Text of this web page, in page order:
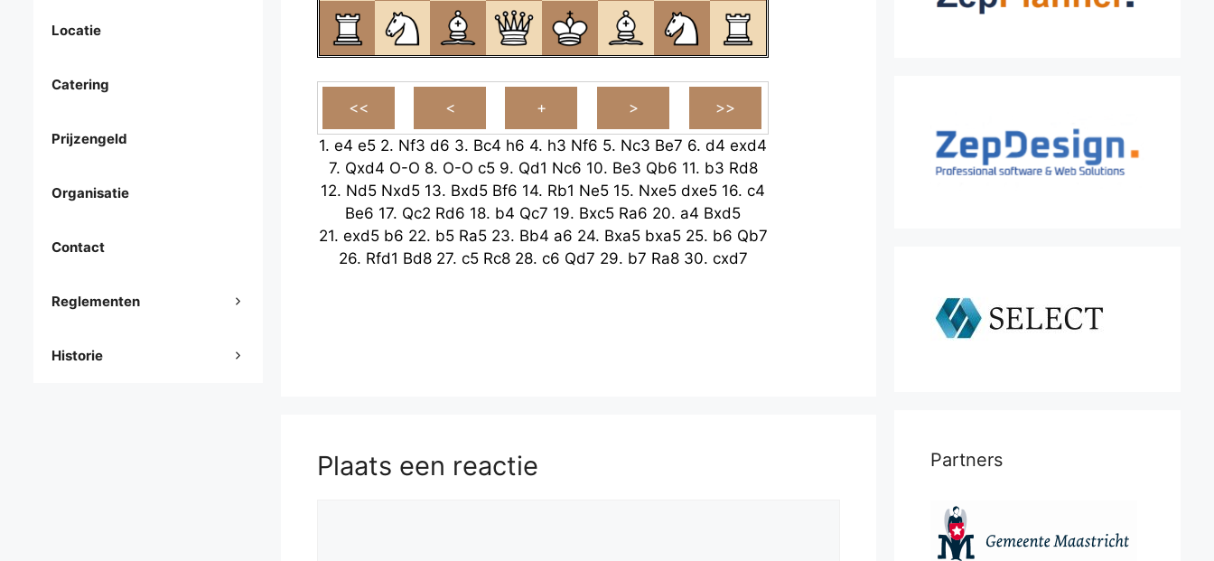
1. e4 e5 2. Nf3 d6 3. Bc4 h6 4. h3 Nf6 5. Nc3 Be7 6. d4 exd4
7. Qxd4 O-O 8. O-O c5 9. Qd1 Nc6 10. Be3 Qb6 11. b3 Rd8
12. Nd5 Nxd5 13. Bxd5 Bf6 14. Rb1 Ne5 15. Nxe5 dxe5 16. c4
Be6 17. Qc2 Rd6 18. b4 Qc7 19. Bxc5 Ra6 20. a4 Bxd5
21. exd5 b6 22. b5 Ra5 23. Bb4 a6 24. Bxa5 bxa5 25. b6 Qb7
26. Rfd1 Bd8 27. c5 Rc8 28. c6 Qd7 29. b7 Ra8 30. cxd7
Plaats een reactie
Locatie
Catering
Prijzengeld
Organisatie
Contact
Reglementen
Historie
Partners